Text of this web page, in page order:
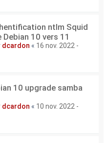
ntlm Squid
10 vers 11
dcardon « 16 nov. 2022 -
10 upgrade samba
dcardon « 10 nov. 2022 -